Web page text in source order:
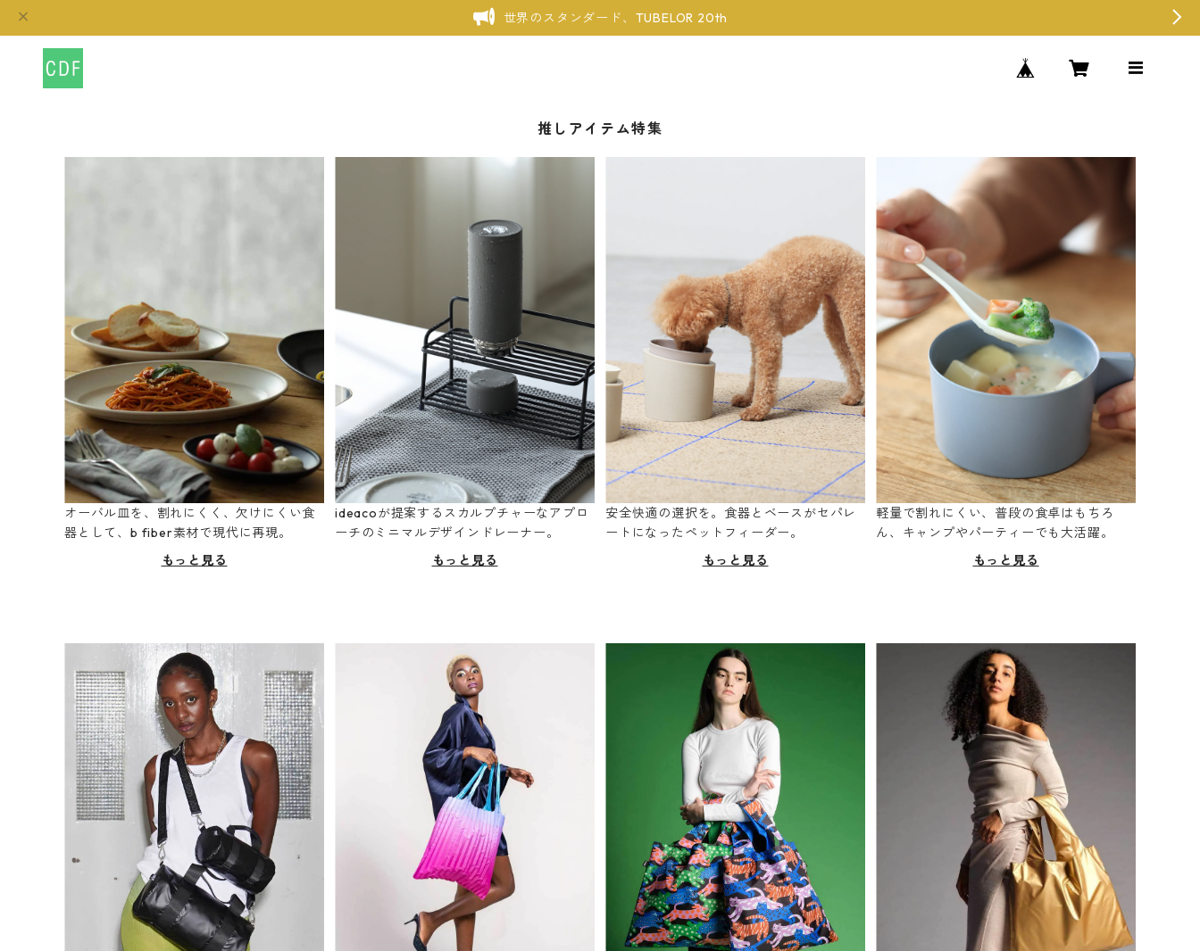
世界のスタンダード、TUBELOR 20th
推しアイテム特集
オーバル皿を、割れにくく、欠けにくい食
器として、b fiber素材で現代に再現。
もっと見る
ideacoが提案するスカルプチャーなアプロ
ーチのミニマルデザインドレーナー。
もっと見る
安全快適の選択を。食器とベースがセパレ
ートになったペットフィーダー。
もっと見る
軽量で割れにくい、普段の食卓はもちろ
ん、キャンプやパーティーでも大活躍。
もっと見る